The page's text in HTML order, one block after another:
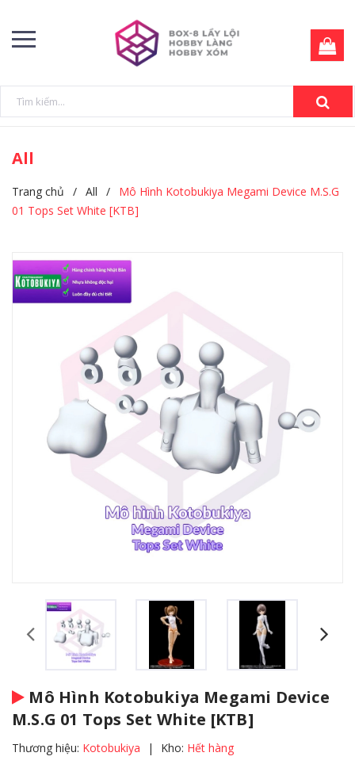
All
Trang chủ / All /
Mô Hình Kotobukiya Megami Device M.S.G
01 Tops Set White [KTB]
Mô Hình Kotobukiya Megami Device
M.S.G 01 Tops Set White [KTB]
Thương hiệu: Kotobukiya | Kho: Hết hàng